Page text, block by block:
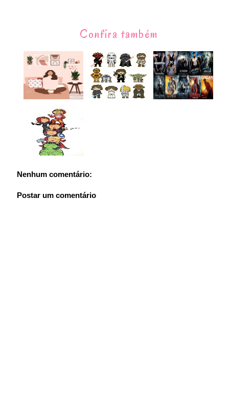
Confira também
Nenhum comentário:
Postar um comentário